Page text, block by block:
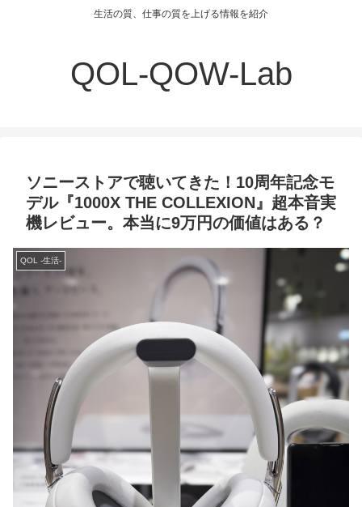
生活の質、仕事の質を上げる情報を紹介
QOL-QOW-Lab
ソニーストアで聴いてきた！10周年記念モ
デル『1000X THE COLLEXION』超本音実
機レビュー。本当に9万円の価値はある？
QOL -生活-